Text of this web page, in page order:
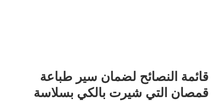
قائمة النصائح لضمان سير طباعة
قمصان التي شيرت بالكي بسلاسة